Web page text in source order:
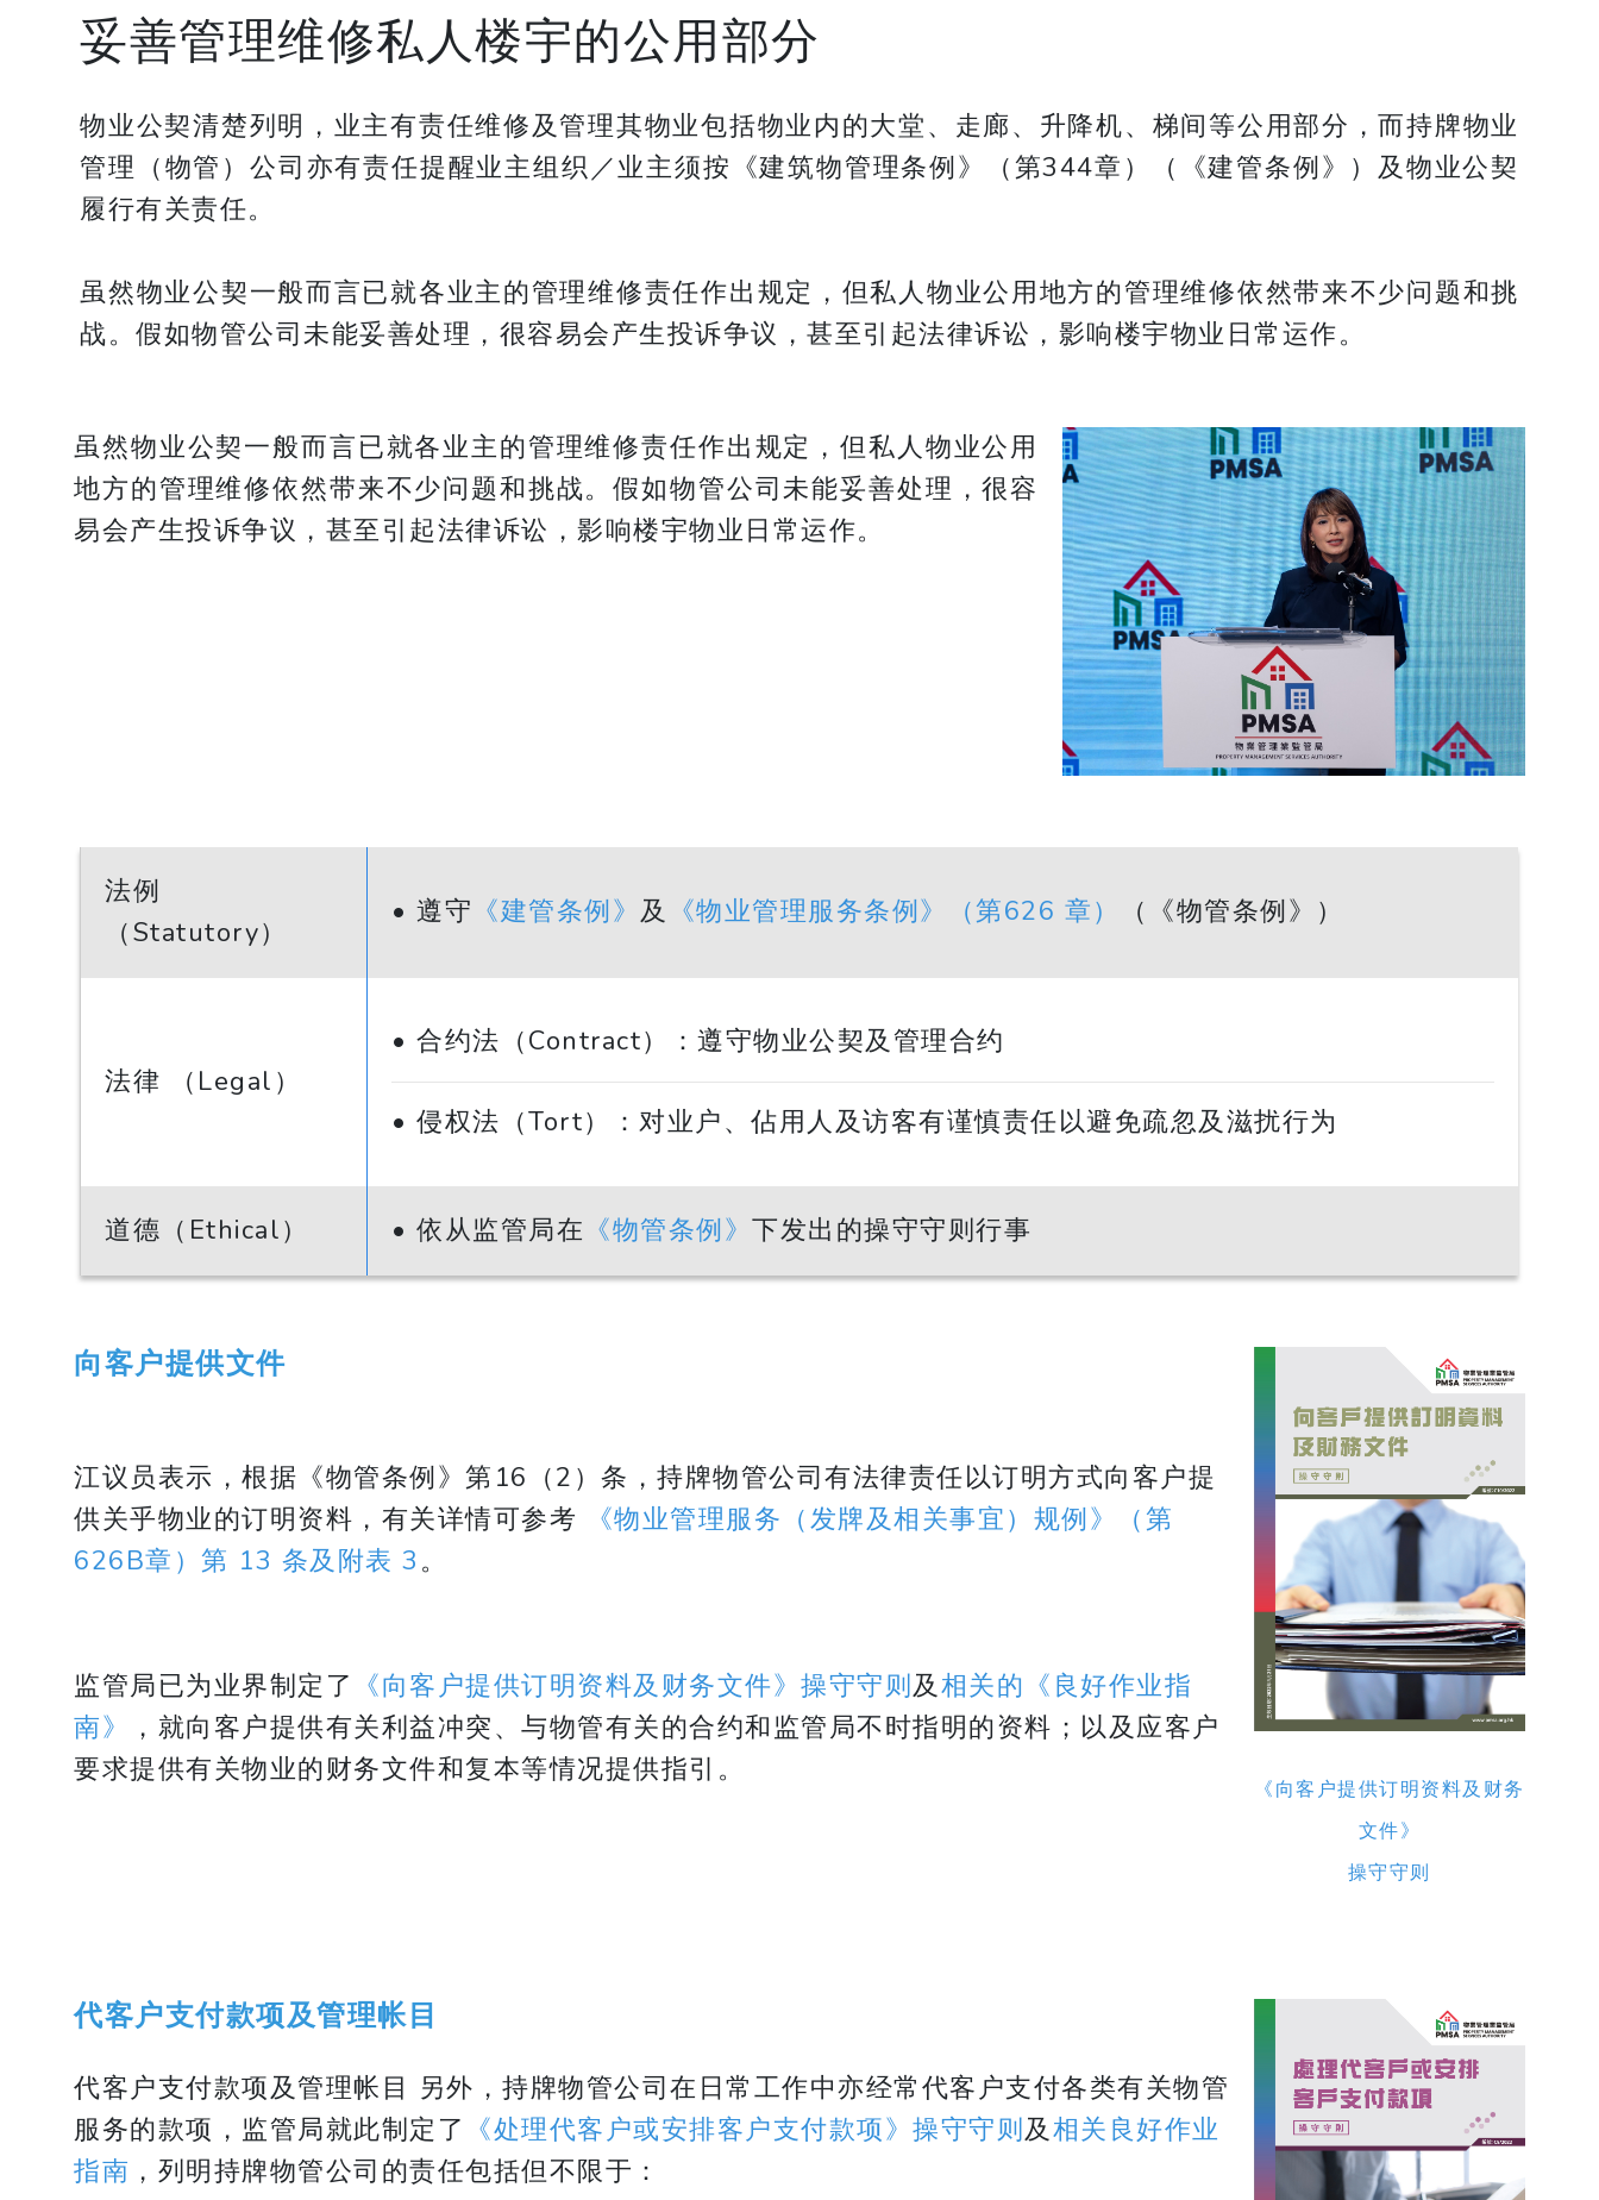
妥善管理维修私人楼宇的公用部分
物业公契清楚列明，业主有责任维修及管理其物业包括物业内的大堂、走廊、升降机、梯间等公用部分，而持牌物业
管理（物管）公司亦有责任提醒业主组织／业主须按《建筑物管理条例》（第344章）（《建管条例》）及物业公契
履行有关责任。
虽然物业公契一般而言已就各业主的管理维修责任作出规定，但私人物业公用地方的管理维修依然带来不少问题和挑
战。假如物管公司未能妥善处理，很容易会产生投诉争议，甚至引起法律诉讼，影响楼宇物业日常运作。
虽然物业公契一般而言已就各业主的管理维修责任作出规定，但私人物业公用
地方的管理维修依然带来不少问题和挑战。假如物管公司未能妥善处理，很容
易会产生投诉争议，甚至引起法律诉讼，影响楼宇物业日常运作。
法例
（Statutory）
• 遵守 《建管条例》及 《物业管理服务条例》（第626 章） （《物管条例》）
法律 （Legal）
• 合约法（Contract）：遵守物业公契及管理合约
• 侵权法（Tort）：对业户、佔用人及访客有谨慎责任以避免疏忽及滋扰行为
道德（Ethical） • 依从监管局在 《物管条例》下发出的操守守则行事
向客户提供文件
江议员表示，根据《物管条例》第16（2）条，持牌物管公司有法律责任以订明方式向客户提
供关乎物业的订明资料，有关详情可参考
《物业管理服务（发牌及相关事宜）规例》（第
626B章）第 13 条及附表 3 。
监管局已为业界制定了 《向客户提供订明资料及财务文件》操守守则及相关的《良好作业指
南》
，就向客户提供有关利益冲突、与物管有关的合约和监管局不时指明的资料；以及应客户
要求提供有关物业的财务文件和复本等情况提供指引。
​​​​​​​《向客户提供订明资料及财务
文件》
​​​​​​​操守守则
代客户支付款项及管理帐目
代客户支付款项及管理帐目 另外，持牌物管公司在日常工作中亦经常代客户支付各类有关物管
服务的款项，监管局就此制定了 《处理代客户或安排客户支付款项》操守守则及相关良好作业
指南 ，列明持牌物管公司的责任包括但不限于：